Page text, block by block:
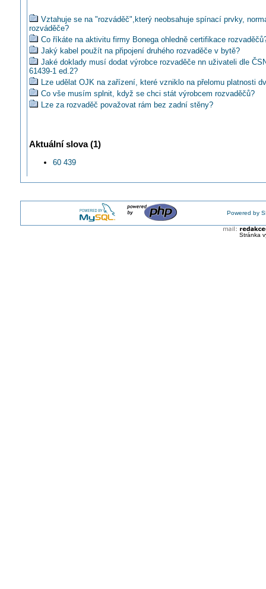
Vztahuje se na "rozváděč",který neobsahuje spínací prvky,
rozváděče?
Co říkáte na aktivitu firmy Bonega ohledně certifikace
Jaký kabel použít na připojení druhého rozvaděče v bytě?
Jaké doklady musí dodat výrobce rozvaděče nn uživateli dle
61439-1 ed.2?
Lze udělat OJK na zařízení, které vzniklo na přelomu platnosti
Co vše musím splnit, když se chci stát výrobcem rozvaděčů?
Lze za rozvaděč považovat rám bez zadní stěny?
Aktuální slova (1)
60 439
Powered by
Stránka